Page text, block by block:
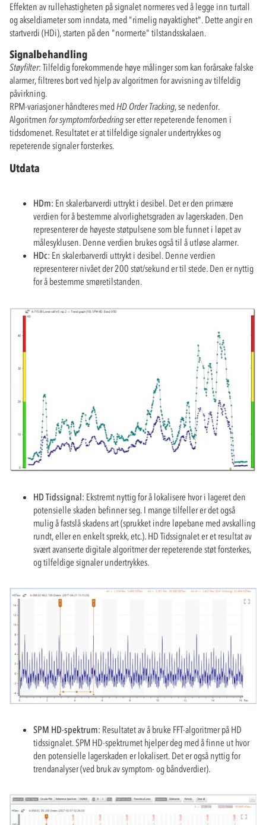
Effekten av rullehastigheten på signalet normeres ved å legge inn turtall
og akseldiameter som inndata, med "rimelig nøyaktighet". Dette angir en
startverdi (HDi), starten på den "normerte" tilstandsskalaen.
Signalbehandling
Støyfilter: Tilfeldig forekommende høye målinger som kan forårsake falske
alarmer, filtreres bort ved hjelp av algoritmen for avvisning av tilfeldig
påvirkning.
RPM-variasjoner håndteres medHD Order Tracking, se nedenfor.
Algoritmen for symptomforbedringser etter repeterende fenomen i
tidsdomenet. Resultatet er at tilfeldige signaler undertrykkes og
repeterende signaler forsterkes.
Utdata
HDm: En skalerbarverdi uttrykt i desibel. Det er den primære
verdien for å bestemme alvorlighetsgraden av lagerskaden. Den
representerer de høyeste støtpulsene som ble funnet i løpet av
målesyklusen. Denne verdien brukes også til å utløse alarmer.
HDc: En skalerbarverdi uttrykt i desibel. Denne verdien
representerer nivået der 200 støt/sekund er til stede. Den er nyttig
for å bestemme smøretilstanden.
HD Tidssignal: Ekstremt nyttig for å lokalisere hvor i lageret den
potensielle skaden befinner seg. I mange tilfeller er det også
mulig å fastslå skadens art (sprukket indre løpebane med avskalling
rundt, eller en enkelt sprekk, etc.). HD Tidssignalet er et resultat av
svært avanserte digitale algoritmer der repeterende støt forsterkes,
og tilfeldige signaler undertrykkes.
SPM HD-spektrum: Resultatet av å bruke FFT-algoritmer på HD
tidssignalet. SPM HD-spektrumet hjelper deg med å finne ut hvor
den potensielle lagerskaden er lokalisert. Det er også nyttig for
trendanalyser (ved bruk av symptom- og båndverdier).